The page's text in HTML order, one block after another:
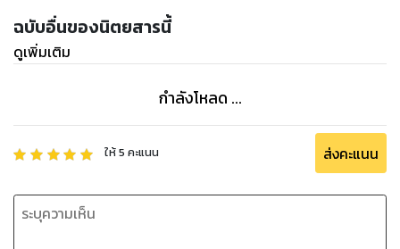
ฉบับอื่นของนิตยสารนี้
ดูเพิ่มเติม
กำลังโหลด ...
ให้5 คะแนน ส่งคะแนน